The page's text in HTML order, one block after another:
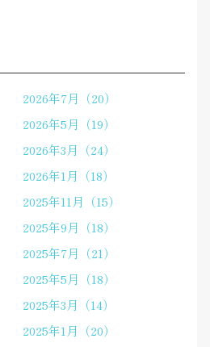
2026年7月（20）
2026年5月（19）
2026年3月（24）
2026年1月（18）
2025年11月（15）
2025年9月（18）
2025年7月（21）
2025年5月（18）
2025年3月（14）
2025年1月（20）